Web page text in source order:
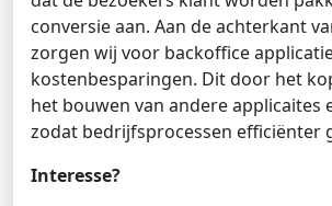
conversie aan. Aan de achterkant
zorgen wij voor backoffice
kostenbesparingen. Dit door het
het bouwen van andere applicaites
zodat bedrijfsprocessen efficiënter
Interesse?